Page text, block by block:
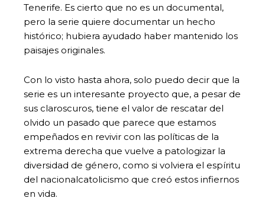
Tenerife. Es cierto que no es un documental,
pero la serie quiere documentar un hecho
histórico; hubiera ayudado haber mantenido los
paisajes originales.
Con lo visto hasta ahora, solo puedo decir que la
serie es un interesante proyecto que, a pesar de
sus claroscuros, tiene el valor de rescatar del
olvido un pasado que parece que estamos
empeñados en revivir con las políticas de la
extrema derecha que vuelve a patologizar la
diversidad de género, como si volviera el espíritu
del nacionalcatolicismo que creó estos infiernos
en vida.